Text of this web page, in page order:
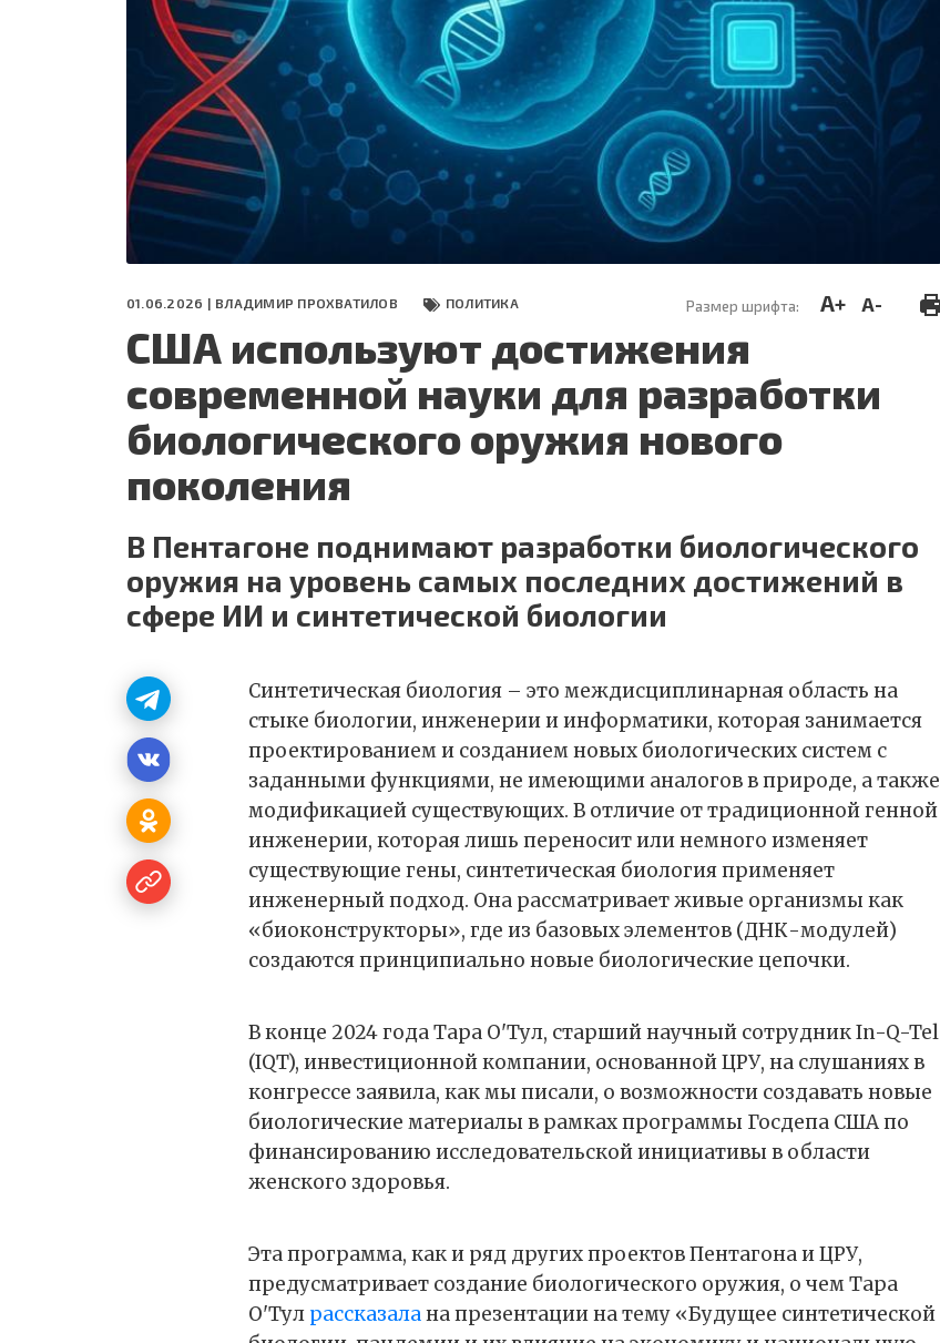
СЕГОДНЯ
ПОЛЯ БИТВЫ 2024
01.06.2026 | ВЛАДИМИР ПРОХВАТИЛОВ ПОЛИТИКА Размер шрифта: A+ A-
США используют достижения
современной науки для разработки
биологического оружия нового
поколения
В Пентагоне поднимают разработки биологического
оружия на уровень самых последних достижений в
сфере ИИ и синтетической биологии
Синтетическая биология – это междисциплинарная область на
стыке биологии, инженерии и информатики, которая занимается
проектированием и созданием новых биологических систем с
заданными функциями, не имеющими аналогов в природе, а также
модификацией существующих. В отличие от традиционной генной
инженерии, которая лишь переносит или немного изменяет
существующие гены, синтетическая биология применяет
инженерный подход. Она рассматривает живые организмы как
«биоконструкторы», где из базовых элементов (ДНК-модулей)
создаются принципиально новые биологические цепочки.
В конце 2024 года Тара О'Тул, старший научный сотрудник In-Q-Tel
(IQT), инвестиционной компании, основанной ЦРУ, на слушаниях в
конгрессе заявила, как мы писали, о возможности создавать новые
биологические материалы в рамках программы Госдепа США по
финансированию исследовательской инициативы в области
женского здоровья.
Эта программа, как и ряд других проектов Пентагона и ЦРУ,
предусматривает создание биологического оружия, о чем Тара
О'Тул рассказалана презентации на тему «Будущее синтетической